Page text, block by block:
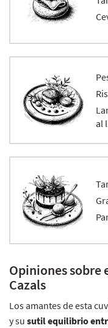
al
Opiniones sobre
Cazals
Los amantes de esta
y su sutil equilibrio